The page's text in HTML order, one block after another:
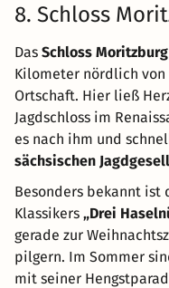
8. Schloss
Das Schloss Moritzburg
Kilometer nördlich
Ortschaft. Hier ließ
Jagdschloss im
es nach ihm und
sächsischen
Besonders bekannt ist
Klassikers „Drei
gerade zur
pilgern. Im Sommer
mit seiner